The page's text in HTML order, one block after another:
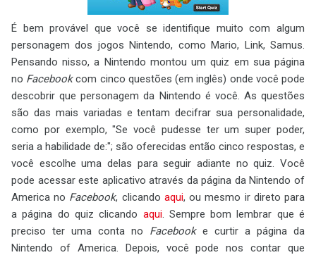
É bem provável que você se identifique muito com algum
personagem dos jogos Nintendo, como Mario, Link, Samus.
Pensando nisso, a Nintendo montou um quiz em sua página
no Facebookcom cinco questões (em inglês) onde você pode
descobrir que personagem da Nintendo é você. As questões
são das mais variadas e tentam decifrar sua personalidade,
como por exemplo, "Se você pudesse ter um super poder,
seria a habilidade de:"; são oferecidas então cinco respostas, e
você escolhe uma delas para seguir adiante no quiz. Você
pode acessar este aplicativo através da página da Nintendo of
America no Facebook, clicando aqui, ou mesmo ir direto para
a página do quiz clicando aqui. Sempre bom lembrar que é
preciso ter uma conta no Facebooke curtir a página da
Nintendo of America. Depois, você pode nos contar que